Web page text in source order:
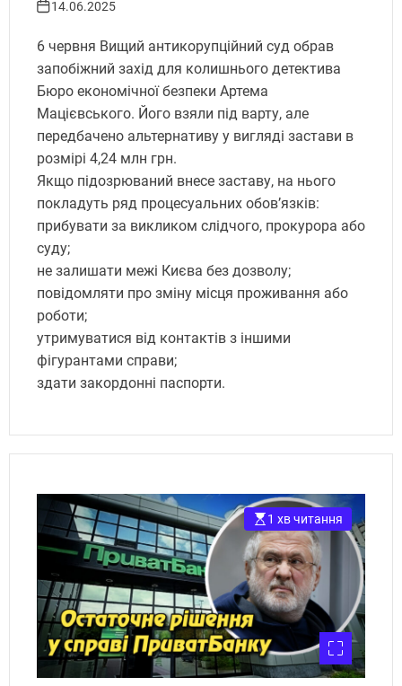
14.06.2025
6 червня Вищий антикорупційний суд обрав
запобіжний захід для колишнього детектива
Бюро економічної безпеки Артема
Мацієвського. Його взяли під варту, але
передбачено альтернативу у вигляді застави в
розмірі 4,24 млн грн.
Якщо підозрюваний внесе заставу, на нього
покладуть ряд процесуальних обов’язків:
прибувати за викликом слідчого, прокурора або
суду;
не залишати межі Києва без дозволу;
повідомляти про зміну місця проживання або
роботи;
утримуватися від контактів з іншими
фігурантами справи;
здати закордонні паспорти.
1 хв читання